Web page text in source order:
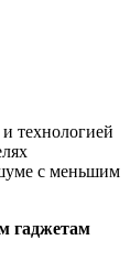
технологией
с меньшим
гаджетам